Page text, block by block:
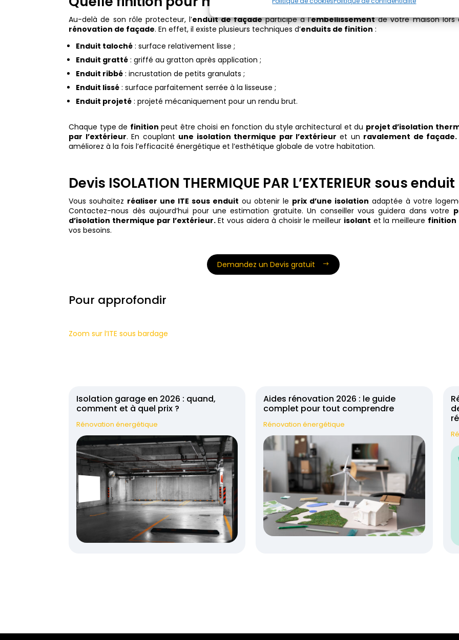
Au-delà de son rôle protecteur, l’enduit de façadeparticipe à l’embellissementde votre maison lors
rénovation de façade. En effet, il existe plusieurs techniques d’enduits de finition :
Enduit taloché : surface relativement lisse ;
Enduit gratté : griffé au gratton après application ;
Enduit ribbé : incrustation de petits granulats ;
Enduit lissé : surface parfaitement serrée à la lisseuse ;
Enduit projeté : projeté mécaniquement pour un rendu brut.
Chaque type de finition peut être choisi en fonction du style architectural et du projet d’isolation
par l’extérieur. En couplant une isolation thermique par l’extérieur et un ravalement de façade.
améliorez à la fois l’efficacité énergétique et l’esthétique globale de votre habitation.
Devis ISOLATION THERMIQUE PAR L’EXTERIEUR sous enduit
Vous souhaitez réaliser une ITE sous enduit ou obtenir le prix d’une isolation adaptée à votre
Contactez-nous dès aujourd’hui pour une estimation gratuite. Un conseiller vous guidera dans votre
d’isolation thermique par l’extérieur.Et vous aidera à choisir le meilleur isolant et la meilleure finition
vos besoins.
Demandez un Devis gratuit
Pour approfondir
Zoom sur l’ITE sous bardage
Isolation garage en 2026 : quand,
comment et à quel prix ?
Rénovation énergétique
Aides rénovation 2026 : le guide
complet pour tout comprendre
Rénovation énergétique